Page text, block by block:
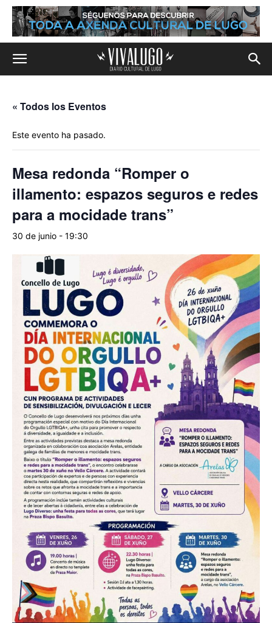
« Todos los Eventos
Este evento ha pasado.
Mesa redonda “Romper o
illamento: espazos seguros e redes
para a mocidade trans”
30 de junio - 19:30